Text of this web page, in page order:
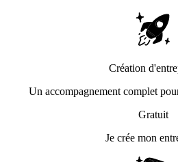
Création
Un accompagnement complet
Gratuit
Je crée mon